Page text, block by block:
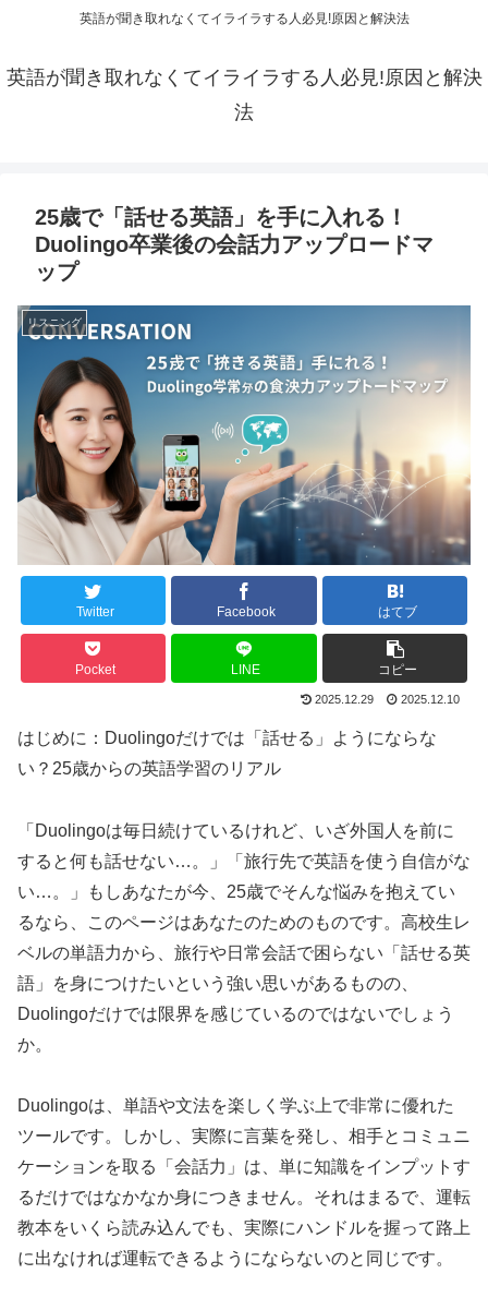
英語が聞き取れなくてイライラする人必見!原因と解決法
英語が聞き取れなくてイライラする人必見!原因と解決
法
25歳で「話せる英語」を手に入れる！
Duolingo卒業後の会話力アップロードマ
ップ
リスニング
Twitter Facebook はてブ
Pocket LINE コピー
2025.12.29 2025.12.10
はじめに：Duolingoだけでは「話せる」ようにならな
い？25歳からの英語学習のリアル
「Duolingoは毎日続けているけれど、いざ外国人を前に
すると何も話せない…。」「旅行先で英語を使う自信がな
い…。」もしあなたが今、25歳でそんな悩みを抱えてい
るなら、このページはあなたのためのものです。高校生レ
ベルの単語力から、旅行や日常会話で困らない「話せる英
語」を身につけたいという強い思いがあるものの、
Duolingoだけでは限界を感じているのではないでしょう
か。
Duolingoは、単語や文法を楽しく学ぶ上で非常に優れた
ツールです。しかし、実際に言葉を発し、相手とコミュニ
ケーションを取る「会話力」は、単に知識をインプットす
るだけではなかなか身につきません。それはまるで、運転
教本をいくら読み込んでも、実際にハンドルを握って路上
に出なければ運転できるようにならないのと同じです。